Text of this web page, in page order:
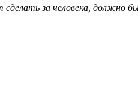
за человека, должно